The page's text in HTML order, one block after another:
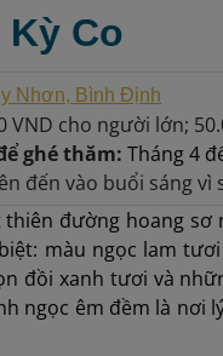
Kỳ Co
Nhơn, Bình Định
VND cho người lớn;
ghé thăm: Tháng 4
đến vào buổi sáng
thiên đường hoang
màu ngọc lam
đồi xanh tươi và
ngọc êm đềm là